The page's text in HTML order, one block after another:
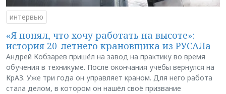
интервью
«Я понял, что хочу работать на высоте»:
история 20-летнего крановщика из РУСАЛа
Андрей Кобзарев пришёл на завод на практику во время
обучения в техникуме. После окончания учёбы вернулся на
КрАЗ. Уже три года он управляет краном. Для него работа
стала делом, в котором он нашёл своё призвание